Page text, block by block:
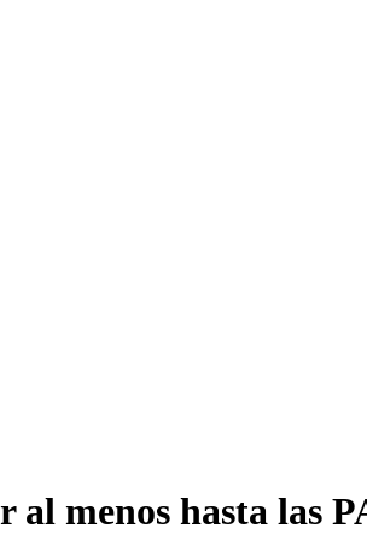
menos hasta las